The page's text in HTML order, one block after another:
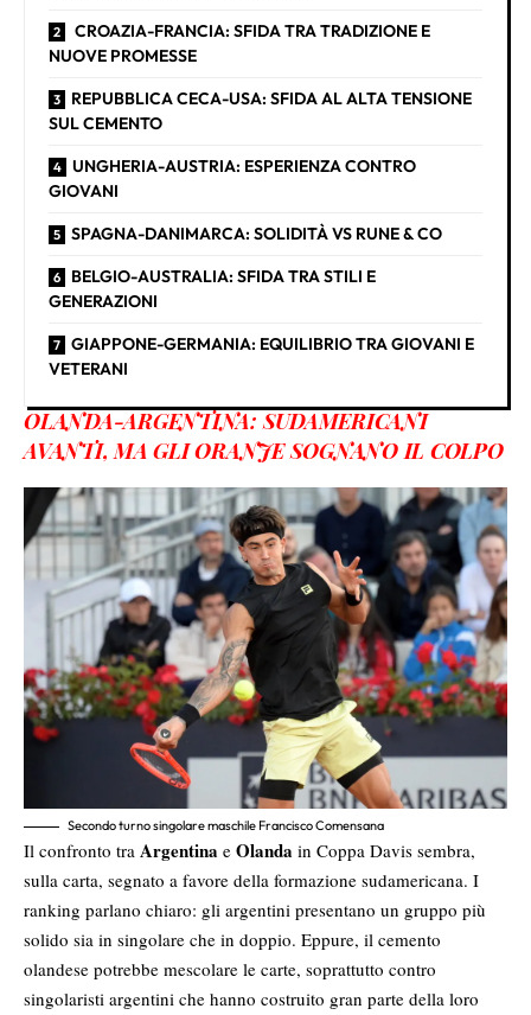
CROAZIA-FRANCIA: SFIDA TRA TRADIZIONE E
NUOVE PROMESSE
REPUBBLICA CECA-USA: SFIDA AL ALTA TENSIONE
SUL CEMENTO
UNGHERIA-AUSTRIA: ESPERIENZA CONTRO
GIOVANI
SPAGNA-DANIMARCA: SOLIDITÀ VS RUNE & CO
BELGIO-AUSTRALIA: SFIDA TRA STILI E
GENERAZIONI
GIAPPONE-GERMANIA: EQUILIBRIO TRA GIOVANI E
VETERANI
OLANDA-ARGENTINA: SUDAMERICANI
AVANTI, MA GLI ORANJE SOGNANO IL COLPO
Secondo turno singolare maschile Francisco Comensana
Il confronto tra Argentina e Olanda in Coppa Davis sembra,
sulla carta, segnato a favore della formazione sudamericana. I
ranking parlano chiaro: gli argentini presentano un gruppo più
solido sia in singolare che in doppio. Eppure, il cemento
olandese potrebbe mescolare le carte, soprattutto contro
singolaristi argentini che hanno costruito gran parte della loro